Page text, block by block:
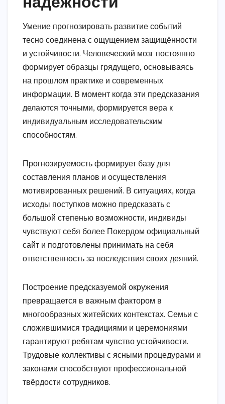
Умение прогнозировать развитие событий
тесно соединена с ощущением защищённости
и устойчивости. Человеческий мозг постоянно
формирует образцы грядущего, основываясь
на прошлом практике и современных
информации. В момент когда эти предсказания
делаются точными, формируется вера к
индивидуальным исследовательским
способностям.
Прогнозируемость формирует базу для
составления планов и осуществления
мотивированных решений. В ситуациях, когда
исходы поступков можно предсказать с
большой степенью возможности, индивиды
чувствуют себя более Покердом официальный
сайт и подготовлены принимать на себя
ответственность за последствия своих деяний.
Построение предсказуемой окружения
превращается в важным фактором в
многообразных житейских контекстах. Семьи с
сложившимися традициями и церемониями
гарантируют ребятам чувство устойчивости.
Трудовые коллективы с ясными процедурами и
законами способствуют профессиональной
твёрдости сотрудников.